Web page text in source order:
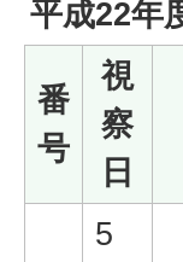
平成22年
番
号
視
察
日
5